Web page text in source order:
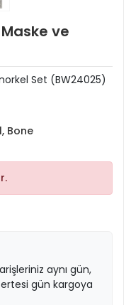
ve
Set (BW24025)
Bone
aynı gün,
ertesi gün kargoya